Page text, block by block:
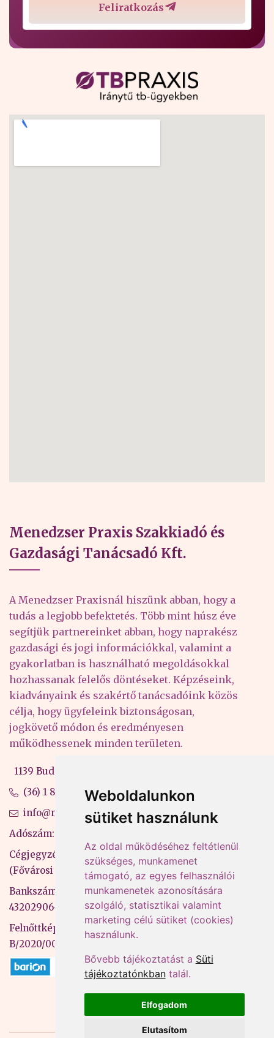
Weboldalunkon
sütiket használunk
Az oldal működéséhez feltétlenül
szükséges, munkamenet
támogató, az egyes felhasználói
munkamenetek azonosítására
szolgáló, statisztikai valamint
marketing célú sütiket (cookies)
használunk.
Bővebb tájékoztatást a Süti
tájékoztatónkbantalál.
Elfogadom
Elutasítom
Feliratkozás
Menedzser Praxis Szakkiadó és
Gazdasági Tanácsadó Kft.
A Menedzser Praxisnál hiszünk abban, hogy a
tudás a legjobb befektetés. Több mint húsz éve
segítjük partnereinket abban, hogy naprakész
gazdasági és jogi információkkal, valamint a
gyakorlatban is használható megoldásokkal
hozhassanak felelős döntéseket. Képzéseink,
kiadványaink és szakértő tanácsadóink közös
célja, hogy ügyfeleink biztonságosan,
jogkövető módon és eredményesen
működhessenek minden területen.
1139 Budapest, Váci út 99-105. 4. em.
(36) 1 880 76 00
info@mprx.hu
Adószám: 13598145-2-41
Cégjegyzékszám: 01-09-883770
(Fővárosi Bíróság)
Bankszámlaszám: CIB Bank, 10700581-
43202906-51100005
Felnőttképzési nyilvántartási szám:
B/2020/000053